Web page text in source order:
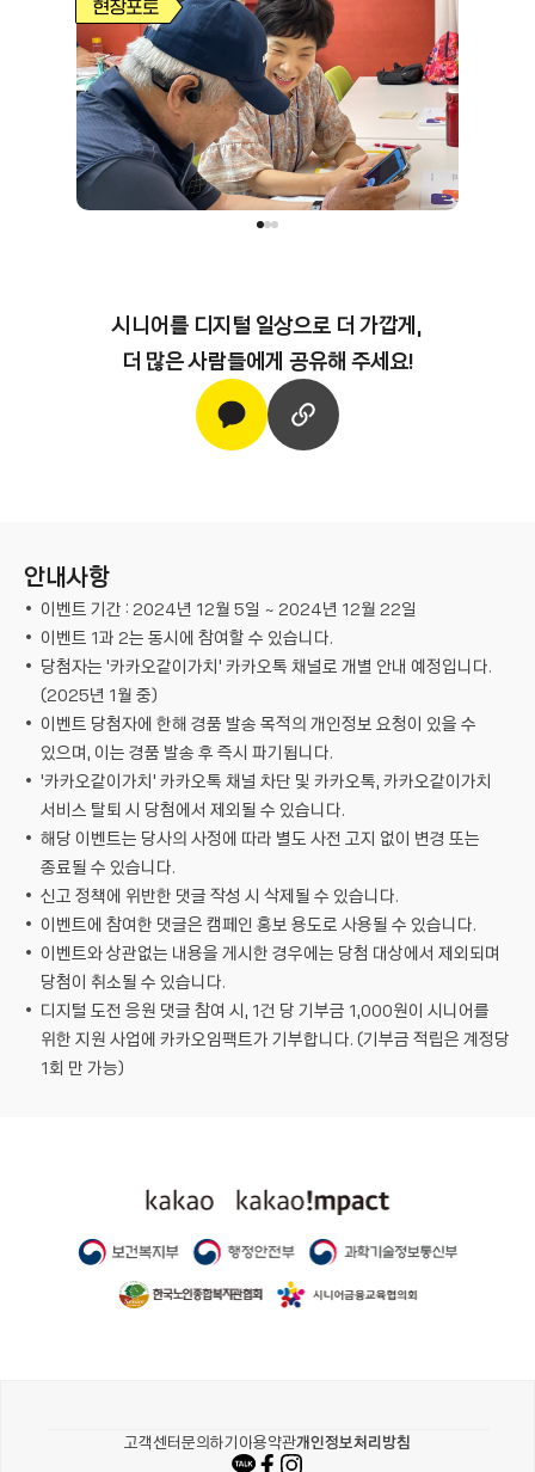
시니어를 디지털 일상으로 더 가깝게,
더 많은 사람들에게 공유해 주세요!
안내사항
이벤트 기간 : 2024년 12월 5일 ~ 2024년 12월 22일
이벤트 1과 2는 동시에 참여할 수 있습니다.
당첨자는 ‘카카오같이가치’ 카카오톡 채널로 개별 안내 예정입니다.
(2025년 1월 중)
이벤트 당첨자에 한해 경품 발송 목적의 개인정보 요청이 있을 수
있으며, 이는 경품 발송 후 즉시 파기됩니다.
‘카카오같이가치’ 카카오톡 채널 차단 및 카카오톡, 카카오같이가치
서비스 탈퇴 시 당첨에서 제외될 수 있습니다.
해당 이벤트는 당사의 사정에 따라 별도 사전 고지 없이 변경 또는
종료될 수 있습니다.
신고 정책에 위반한 댓글 작성 시 삭제될 수 있습니다.
이벤트에 참여한 댓글은 캠페인 홍보 용도로 사용될 수 있습니다.
이벤트와 상관없는 내용을 게시한 경우에는 당첨 대상에서 제외되며
당첨이 취소될 수 있습니다.
디지털 도전 응원 댓글 참여 시, 1건 당 기부금 1,000원이 시니어를
위한 지원 사업에 카카오임팩트가 기부합니다. (기부금 적립은 계정당
1회 만 가능)
카카오같이가치
고객센터문의하기이용약관개인정보처리방침